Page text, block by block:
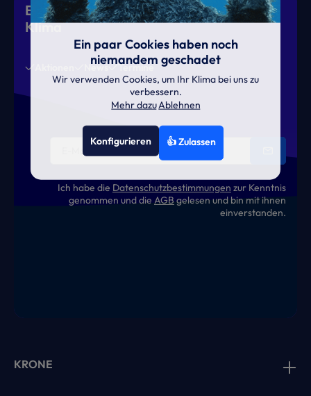
Eiskalte Deals & heiße News für gutes
Klima
News Termine
Ich habe die Datenschutzbestimmungen zur Kenntnis
genommen und die AGB gelesen und bin mit ihnen
einverstanden.
KRONE
Ein paar Cookies haben noch
niemandem geschadet
Wir verwenden Cookies, um Ihr Klima bei uns zu
verbessern.
Mehr dazuAblehnen
Konfigurieren 👍 Zulassen